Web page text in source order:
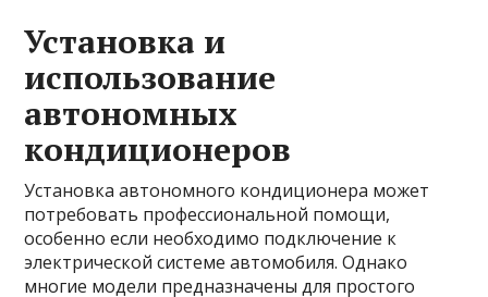
Установка и
использование
автономных
кондиционеров
Установка автономного кондиционера может
потребовать профессиональной помощи,
особенно если необходимо подключение к
электрической системе автомобиля. Однако
многие модели предназначены для простого